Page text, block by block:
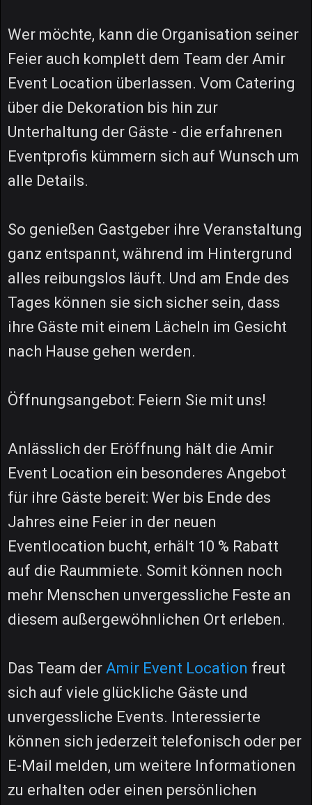
Wer möchte, kann die Organisation seiner
Feier auch komplett dem Team der Amir
Event Location überlassen. Vom Catering
über die Dekoration bis hin zur
Unterhaltung der Gäste - die erfahrenen
Eventprofis kümmern sich auf Wunsch um
alle Details.
So genießen Gastgeber ihre Veranstaltung
ganz entspannt, während im Hintergrund
alles reibungslos läuft. Und am Ende des
Tages können sie sich sicher sein, dass
ihre Gäste mit einem Lächeln im Gesicht
nach Hause gehen werden.
Öffnungsangebot: Feiern Sie mit uns!
Anlässlich der Eröffnung hält die Amir
Event Location ein besonderes Angebot
für ihre Gäste bereit: Wer bis Ende des
Jahres eine Feier in der neuen
Eventlocation bucht, erhält 10 % Rabatt
auf die Raummiete. Somit können noch
mehr Menschen unvergessliche Feste an
diesem außergewöhnlichen Ort erleben.
Das Team der Amir Event Location freut
sich auf viele glückliche Gäste und
unvergessliche Events. Interessierte
können sich jederzeit telefonisch oder per
E-Mail melden, um weitere Informationen
zu erhalten oder einen persönlichen